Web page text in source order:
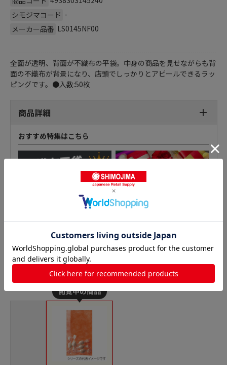
シモジマコード -
メーカー品番 LS0145NF00
全面が透明、背面が不織布の平袋。中身の商品を見せながらも背
面の不織布が背景になり、店頭でしっかりとアピールできるラッ
ピングです。●入数:50枚
商品詳細
おすすめ特集はこちら
不織布平袋の人気商品との比較